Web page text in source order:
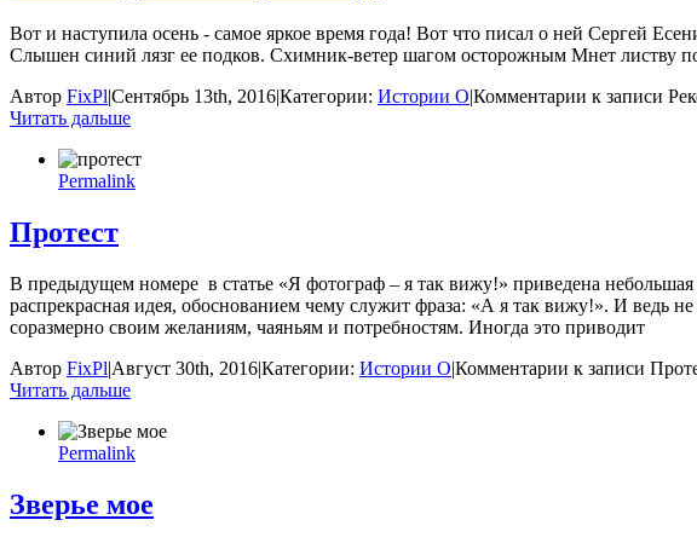
Вот и наступила осень - самое яркое время года! Вот что писал о ней Сергей
Слышен синий лязг ее подков. Схимник-ветер шагом осторожным Мнет листву
Автор FixPl|Сентябрь 13th, 2016|Категории: Истории О|Комментарии к записи
Читать дальше
Permalink
Протест
В предыдущем номере в статье «Я фотограф – я так вижу!» приведена
распрекрасная идея, обоснованием чему служит фраза: «А я так вижу!». И
соразмерно своим желаниям, чаяньям и потребностям. Иногда это приводит
Автор FixPl|Август 30th, 2016|Категории: Истории О|Комментарии к записи
Читать дальше
Permalink
Зверье мое